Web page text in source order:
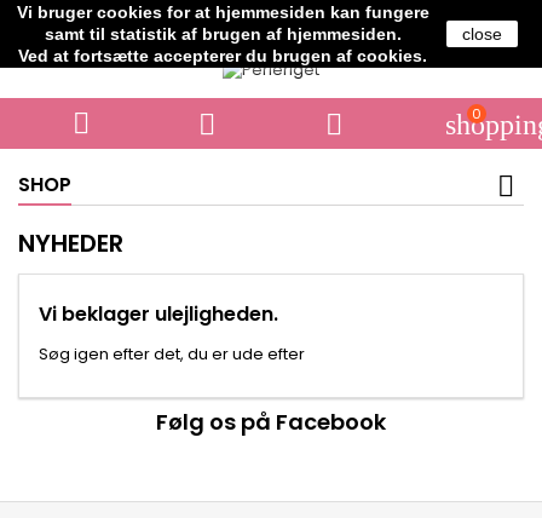
Vi bruger cookies for at hjemmesiden kan fungere
samt til statistik af brugen af hjemmesiden.
Ved at fortsætte accepterer du brugen af cookies.
close
Telefon: +45 61706364
   0
SHOP
NYHEDER
Vi beklager ulejligheden.
Søg igen efter det, du er ude efter
Følg os på Facebook